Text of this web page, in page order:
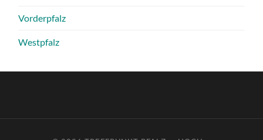
Vorderpfalz
Westpfalz